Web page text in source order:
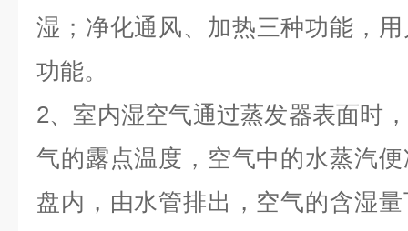
湿 ；净化通风、加热三种功能，
功能。
2、室内湿空气通过蒸发器表面时
气的露点温度，空气中的水蒸汽
盘内，由水管排出，空气的含湿